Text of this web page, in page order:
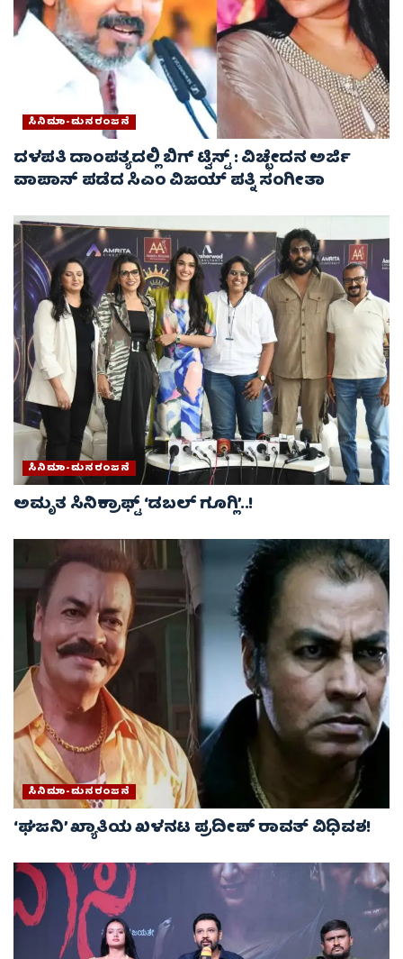
ಸಿನಿಮಾ-ಮನರಂಜನೆ
ದಳಪತಿ ದಾಂಪತ್ಯದಲ್ಲಿ ಬಿಗ್ ಟ್ವಿಸ್ಟ್ : ವಿಚ್ಛೇದನ ಅರ್ಜಿ
ವಾಪಾಸ್‌ ಪಡೆದ ಸಿಎಂ ವಿಜಯ್ ಪತ್ನಿ ಸಂಗೀತಾ‌
ಸಿನಿಮಾ-ಮನರಂಜನೆ
ಅಮೃತ ಸಿನಿಕ್ರಾಫ್ಟ್ ‘ಡಬಲ್ ಗೂಗ್ಲಿ’..!
ಸಿನಿಮಾ-ಮನರಂಜನೆ
‘ಘಜನಿ’ ಖ್ಯಾತಿಯ ಖಳನಟ ಪ್ರದೀಪ್ ರಾವತ್ ವಿಧಿವಶ!